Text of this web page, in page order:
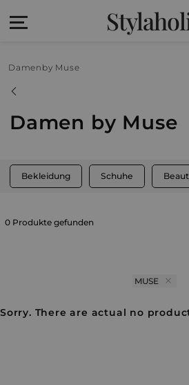
Damen by Muse
Damen by Muse
Bekleidung Schuhe
0 Produkte gefunden
MUSE
Sorry. There are actual no